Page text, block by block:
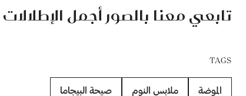
تابعي معنا بالصور أجمل
TAGS
الموضة ملابس النوم صيحة البيجاما